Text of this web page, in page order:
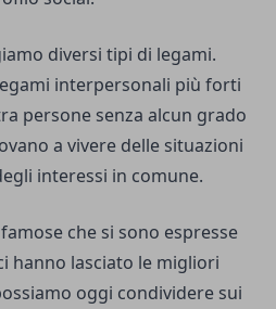
diversi tipi di legami.
interpersonali più forti
persone senza alcun grado
a vivere delle situazioni
interessi in comune.
che si sono espresse
hanno lasciato le migliori
oggi condividere sui